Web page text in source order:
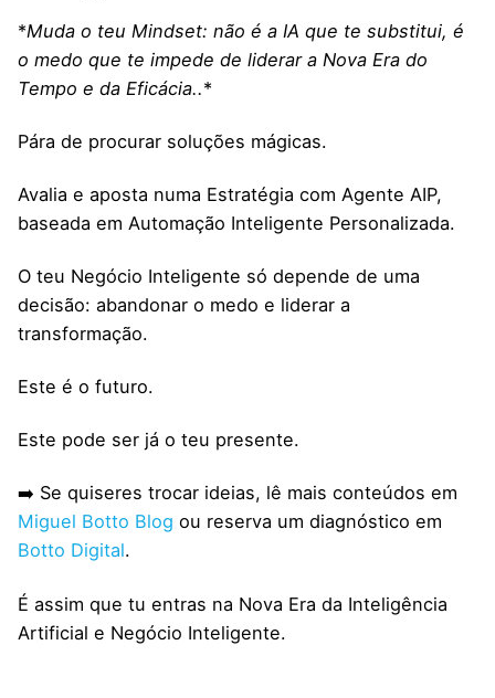
*Muda o teu Mindset: não é a IA que te substitui, é
o medo que te impede de liderar a Nova Era do
Tempo e da Eficácia..*
Pára de procurar soluções mágicas.
Avalia e aposta numa Estratégia com Agente AIP,
baseada em Automação Inteligente Personalizada.
O teu Negócio Inteligente só depende de uma
decisão: abandonar o medo e liderar a
transformação.
Este é o futuro.
Este pode ser já o teu presente.
➡️ Se quiseres trocar ideias, lê mais conteúdos em
Miguel Botto Blog ou reserva um diagnóstico em
Botto Digital.
É assim que tu entras na Nova Era da Inteligência
Artificial e Negócio Inteligente.